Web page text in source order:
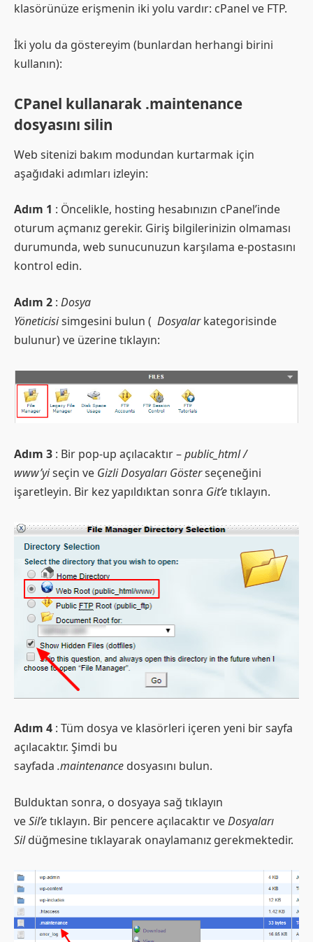
klasörünüze erişmenin iki yolu vardır: cPanel ve FTP.
İki yolu da göstereyim (bunlardan herhangi birini
kullanın):
CPanel kullanarak .maintenance
dosyasını silin
Web sitenizi bakım modundan kurtarmak için
aşağıdaki adımları izleyin:
Adım 1 : Öncelikle, hosting hesabınızın cPanel’inde
oturum açmanız gerekir. Giriş bilgilerinizin olmaması
durumunda, web sunucunuzun karşılama e-postasını
kontrol edin.
Adım 2 : Dosya
Yöneticisisimgesini bulun ( Dosyalarkategorisinde
bulunur) ve üzerine tıklayın:
Adım 3 : Bir pop-up açılacaktır –public_html /
www’yiseçin ve Gizli Dosyaları Gösterseçeneğini
işaretleyin. Bir kez yapıldıktan sonra Git’etıklayın.
Adım 4 : Tüm dosya ve klasörleri içeren yeni bir sayfa
açılacaktır. Şimdi bu
sayfada .maintenance dosyasını bulun.
Bulduktan sonra, o dosyaya sağ tıklayın
veSil’etıklayın. Bir pencere açılacaktır veDosyaları
Sildüğmesine tıklayarak onaylamanız gerekmektedir.